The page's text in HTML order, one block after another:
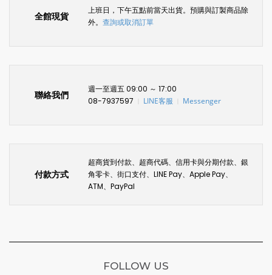
全館現貨
上班日，下午五點前當天出貨。預購與訂製商品除
外。 查詢或取消訂單
聯絡我們
週一至週五 09:00 ～ 17:00
08-7937597
LINE客服 Messenger
付款方式
超商貨到付款、超商代碼、信用卡與分期付款、銀
角零卡、街口支付、LINE Pay、Apple Pay、
ATM、PayPal
FOLLOW US